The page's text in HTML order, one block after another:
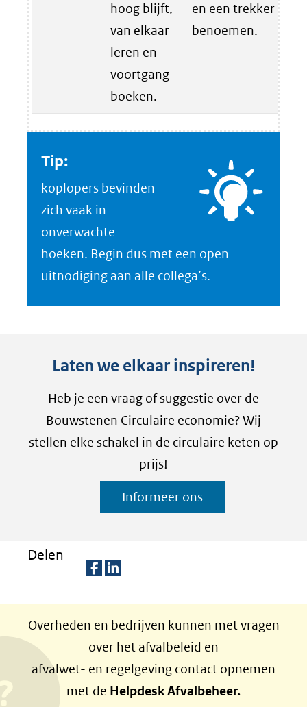
hoog blijft,
van elkaar
leren en
voortgang
boeken.
en een trekker
benoemen.
Tip:
koplopers bevinden
zich vaak in
onverwachte
hoeken. Begin dus met een open
uitnodiging aan alle collega’s.
Laten we elkaar inspireren!
Heb je een vraag of suggestie over de
Bouwstenen Circulaire economie? Wij
stellen elke schakel in de circulaire keten op
prijs!
Informeer ons
Delen
l
e
n
o
l
e
n
o
Overheden en bedrijven kunnen met vragen
over het afvalbeleid en
afvalwet- en regelgeving contact opnemen
met de Helpdesk Afvalbeheer.